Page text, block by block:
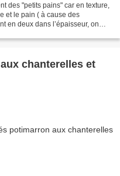
des "petits pains" car en texture,
et le pain ( à cause des
en deux dans l’épaisseur, on
chanterelles et